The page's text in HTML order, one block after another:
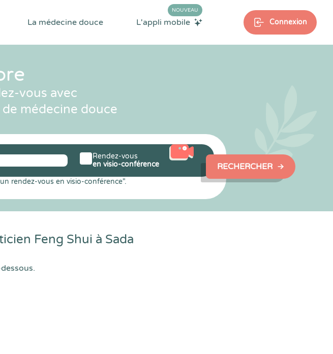
La médecine douce L'appli mobile
NOUVEAU
Connexion
vous avec
médecine douce
rendez-vous en visio-conférence".
Rendez-vous
en visio-conférence
RECHERCHER
Feng Shui à Sada